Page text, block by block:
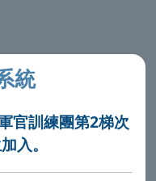
統
官訓練團第2梯次
入。